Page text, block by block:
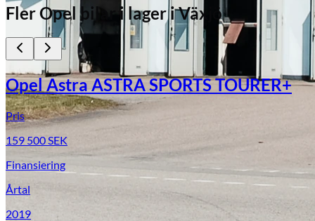
FlerOpel bilar i lageri Växjö
Opel Astra ASTRA SPORTS TOURER+
Pris
159 500SEK
Finansiering
Årtal
2019